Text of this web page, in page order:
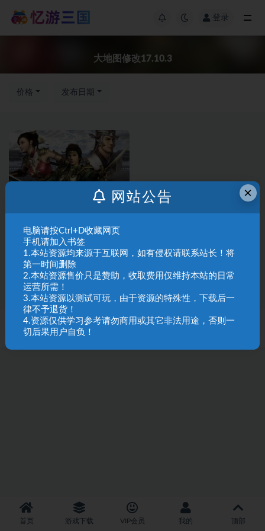
登录
大地图修改17.10.3
价格 发布日期
三国群英传7各类补丁
237
SQL 请求数：49 次
首页 游戏下载 VIP会员 我的 顶部
×
网站公告
电脑请按Ctrl+D收藏网页
手机请加入书签
1.本站资源均来源于互联网，如有侵权请联系站长！将
第一时间删除
2.本站资源售价只是赞助，收取费用仅维持本站的日常
运营所需！
3.本站资源以测试可玩，由于资源的特殊性，下载后一
律不予退货！
4.资源仅供学习参考请勿商用或其它非法用途，否则一
切后果用户自负！